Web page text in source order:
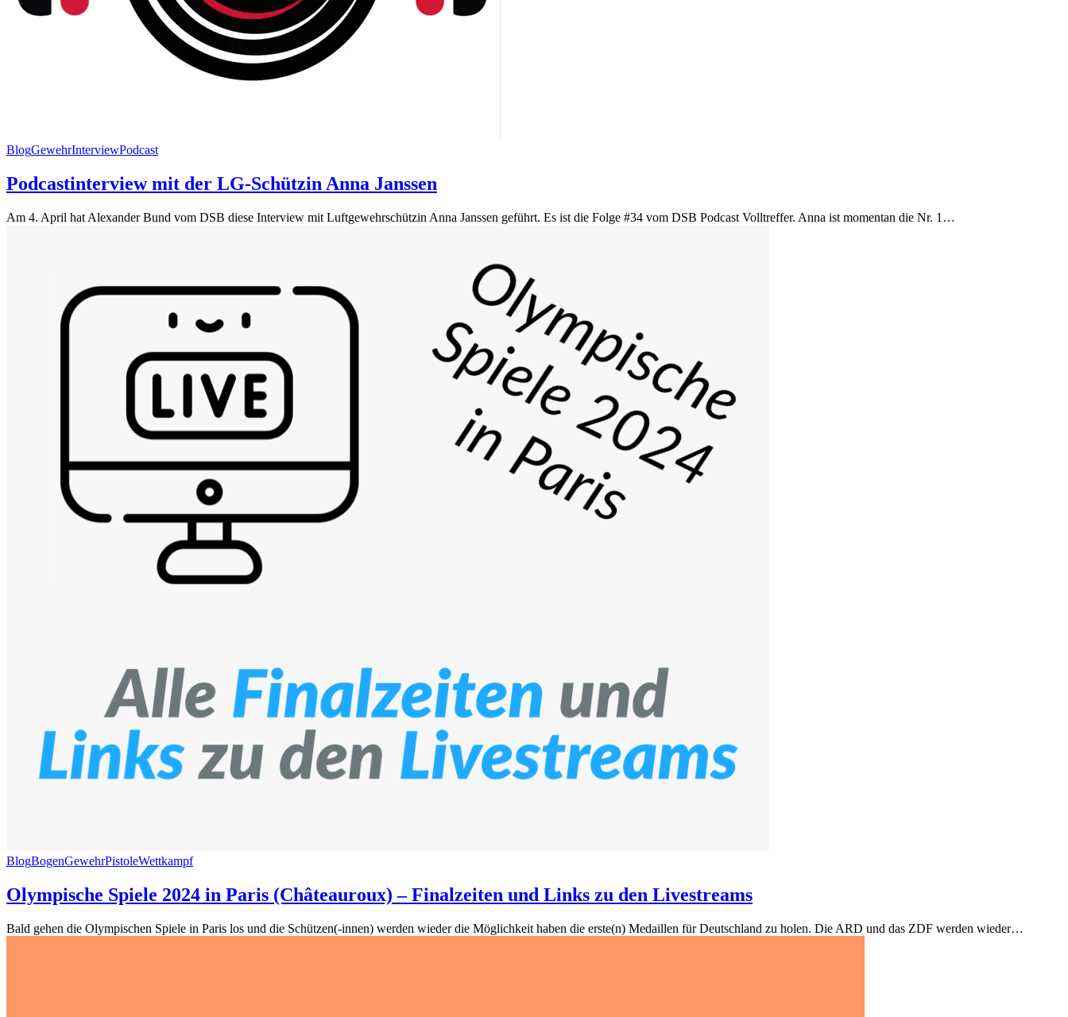
BlogGewehrInterviewPodcast
Podcastinterview mit der LG-Schützin Anna Janssen
Am 4. April hat Alexander Bund vom DSB diese Interview mit Luftgewehrschützin Anna Janssen geführt. Es ist die Folge #34 vom DSB Podcast Volltreffer. Anna ist momentan die Nr. 1…
BlogBogenGewehrPistoleWettkampf
Olympische Spiele 2024 in Paris (Châteauroux) – Finalzeiten und Links zu den Livestreams
Bald gehen die Olympischen Spiele in Paris los und die Schützen(-innen) werden wieder die Möglichkeit haben die erste(n) Medaillen für Deutschland zu holen. Die ARD und das ZDF werden wieder…